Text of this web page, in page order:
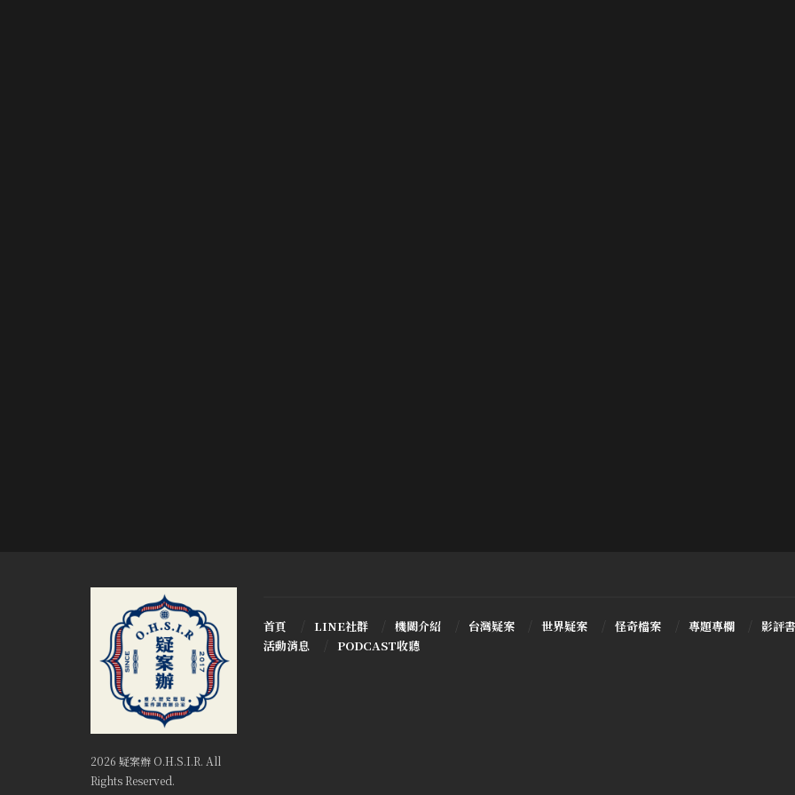
2026 疑案辦 O.H.S.I.R. All
Rights Reserved.
首頁 LINE社群 機關介紹 台灣疑案 世界疑案 怪奇檔案 專題專欄
影評
活動消息
PODCAST收聽